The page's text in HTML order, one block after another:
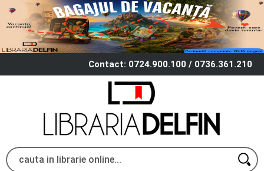
Contact: 0724.900.100 / 0736.361.210